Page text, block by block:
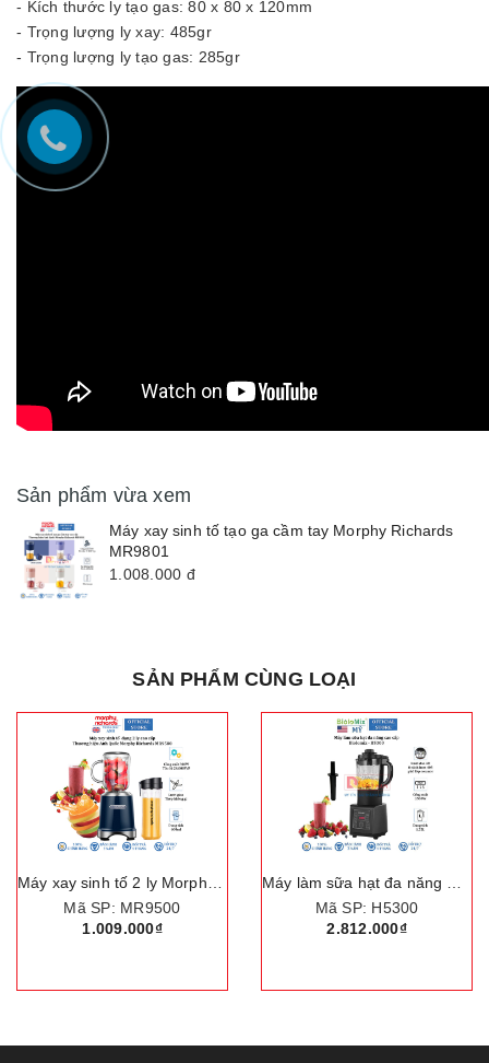
- Kích thước ly tạo gas: 80 x 80 x 120mm
- Trọng lượng ly xay: 485gr
- Trọng lượng ly tạo gas: 285gr
Sản phẩm vừa xem
Máy xay sinh tố tạo ga cầm tay Morphy Richards
MR9801
1.008.000 đ
SẢN PHẨM CÙNG LOẠI
Mã SP: MR9500
1.009.000₫
Mã SP: H5300
2.812.000₫